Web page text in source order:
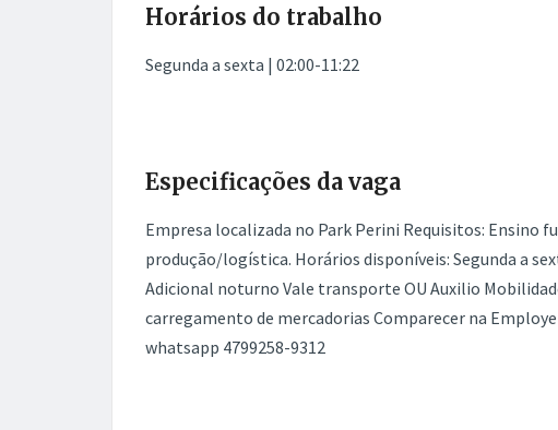
Horários do trabalho
Segunda a sexta | 02:00-11:22
Especificações da vaga
Empresa localizada no Park Perini Requisitos: Ensino
produção/logística. Horários disponíveis: Segunda a
Adicional noturno Vale transporte OU Auxilio
carregamento de mercadorias Comparecer na
whatsapp 4799258-9312